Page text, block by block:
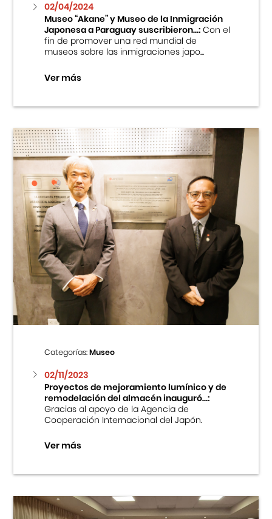
02/04/2024
Museo “Akane” y Museo de la Inmigración
Japonesa a Paraguay suscribieron...:Con el
fin de promover una red mundial de
museos sobre las inmigraciones japo...
Ver más
Categorías:Museo
02/11/2023
Proyectos de mejoramiento lumínico y de
remodelación del almacén inauguró...:
Gracias al apoyo de la Agencia de
Cooperación Internacional del Japón.
Ver más